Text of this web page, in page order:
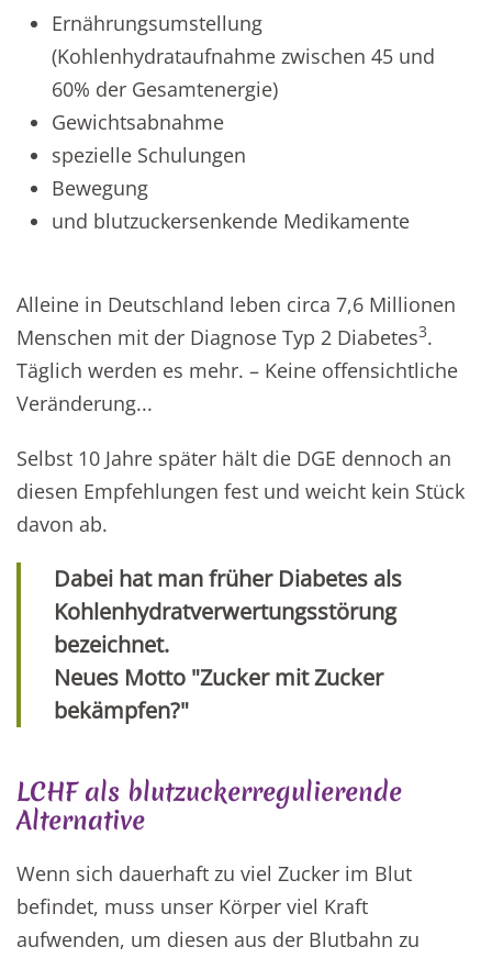
Ernährungsumstellung
(Kohlenhydrataufnahme zwischen 45 und
60% der Gesamtenergie)
Gewichtsabnahme
spezielle Schulungen
Bewegung
und blutzuckersenkende Medikamente
Alleine in Deutschland leben circa 7,6 Millionen
Menschen mit der Diagnose Typ 2 Diabetes3.
Täglich werden es mehr. – Keine offensichtliche
Veränderung...
Selbst 10 Jahre später hält die DGE dennoch an
diesen Empfehlungen fest und weicht kein Stück
davon ab.
Dabei hat man früher Diabetes als
Kohlenhydratverwertungsstörung
bezeichnet.
Neues Motto "Zucker mit Zucker
bekämpfen?"
LCHF als blutzuckerregulierende
Alternative
Wenn sich dauerhaft zu viel Zucker im Blut
befindet, muss unser Körper viel Kraft
aufwenden, um diesen aus der Blutbahn zu